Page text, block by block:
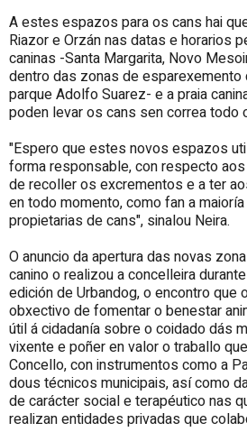
A estes espazos para os cans hai
Riazor e Orzán nas datas e horarios
caninas -Santa Margarita, Novo
dentro das zonas de esparexemento
parque Adolfo Suarez- e a praia
poden levar os cans sen correa todo
"Espero que estes novos espazos
forma responsable, con respecto
de recoller os excrementos e a ter
en todo momento, como fan a
propietarias de cans", sinalou Neira.
O anuncio da apertura das novas
canino o realizou a concelleira
edición de Urbandog, o encontro que
obxectivo de fomentar o benestar
útil á cidadanía sobre o coidado dás
vixente e poñer en valor o traballo
Concello, con instrumentos como a
dous técnicos municipais, así como
de carácter social e terapéutico nas
realizan entidades privadas que